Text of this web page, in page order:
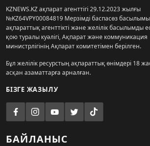
KZNEWS.KZ ақпарат агенттігі 29.12.2023 жылғы
№KZ64VPY00084819 Мерзімді баспасөз
ақпараттық агенттікті және желілік басылымды
қою туралы куәлігі, Ақпарат және коммуникация
министрлігінің Ақпарат комитетімен берілген.
Бұл желілік ресурстың ақпараттық өнімдері 18
асқан азаматтарға арналған.
БІЗГЕ ЖАЗЫЛУ
БАЙЛАНЫС